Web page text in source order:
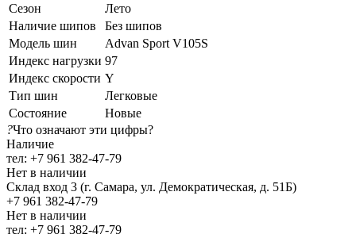
Сезон
Лето
Наличие шипов
Без шипов
Модель шин
Advan Sport V105S
Индекс нагрузки 97
Индекс скорости Y
Тип шин
Легковые
Состояние
Новые
?Что означают эти цифры?
Наличие
тел: +7 961 382-47-79
Нет в наличии
Склад вход 3 (г. Самара, ул. Демократическая, д. 51Б)
+7 961 382-47-79
Нет в наличии
тел: +7 961 382-47-79